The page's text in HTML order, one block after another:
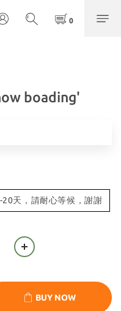
boading'
天，請耐心等候，謝謝
BUY NOW